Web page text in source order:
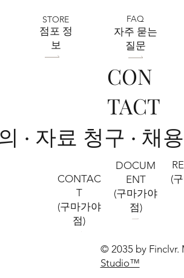
© 2035 by Finclvr.
Studio™
CON
TACT
· 자료 청구 · 채
CONTAC
T
(구마가야
점)
DOCUM
ENT
(구마가야
점)
(
STORE
​점포 정
보
FAQ
자주 묻는
질문